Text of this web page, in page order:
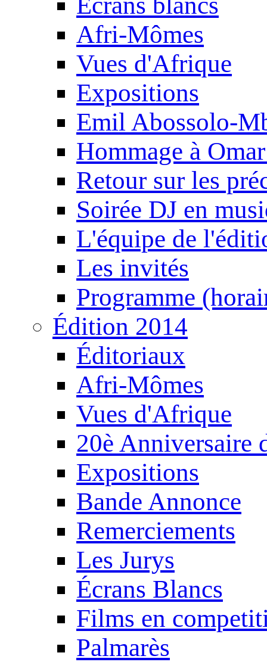
Afri-Mômes
Vues d'Afrique
Expositions
Emil Abossolo-
Hommage à
Retour sur les
Soirée DJ en
L'équipe de
Les invités
Programme
Édition 2014
Éditoriaux
Afri-Mômes
Vues d'Afrique
20è Anniversaire
Expositions
Bande Annonce
Remerciements
Les Jurys
Écrans Blancs
Films en
Palmarès